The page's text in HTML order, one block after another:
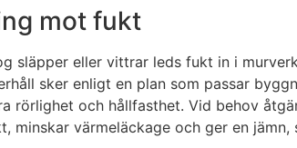
mot fukt
släpper eller vittrar leds fukt in i
sker enligt en plan som passar
och hållfasthet. Vid behov
värmeläckage och ger en jämn,